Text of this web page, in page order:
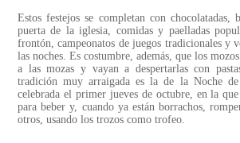
Estos festejos se completan con chocolatadas,
puerta de la iglesia, comidas y paelladas
frontón, campeonatos de juegos tradicionales y
las noches. Es costumbre, además, que los
a las mozas y vayan a despertarlas con
tradición muy arraigada es la de la Noche de
celebrada el primer jueves de octubre, en la
para beber y, cuando ya están borrachos,
otros, usando los trozos como trofeo.